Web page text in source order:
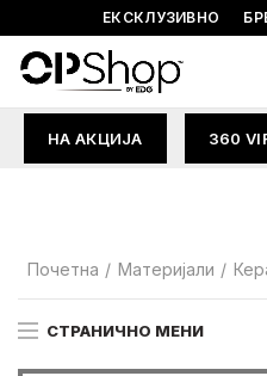
ЕКСКЛУЗИВНО
НА АКЦИЈА 360
Почетна Материјали
СТРАНИЧНО МЕНИ